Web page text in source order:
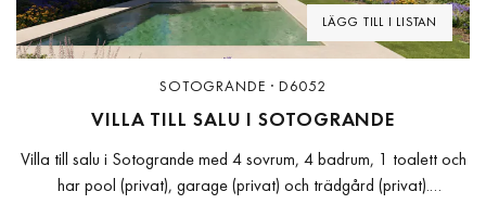
LÄGG TILL I LISTAN
SOTOGRANDE · D6052
VILLA TILL SALU I SOTOGRANDE
Villa till salu i Sotogrande med 4 sovrum, 4 badrum, 1 toalett och
har pool (privat), garage (privat) och trädgård (privat).